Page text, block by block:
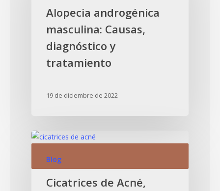
Alopecia androgénica
masculina: Causas,
diagnóstico y
tratamiento
19 de diciembre de 2022
Blog
Cicatrices de Acné,